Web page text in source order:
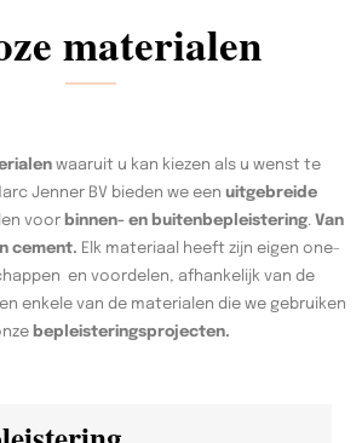
materialen
waaruit u kan kiezen als u wenst te
Jenner BV bieden we een uitgebreide
voor binnen- en buitenbepleistering. Van
cement. Elk materiaal heeft zijn eigen one-
en voordelen, afhankelijk van de
enkele van de materialen die we gebruiken
bepleisteringsprojecten.